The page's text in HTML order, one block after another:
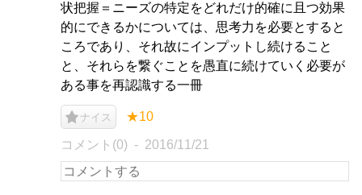
状把握＝ニーズの特定をどれだけ的確に且つ効果
的にできるかについては、思考力を必要とすると
ころであり、それ故にインプットし続けること
と、それらを繋ぐことを愚直に続けていく必要が
ある事を再認識する一冊
ナイス ★10
コメント(0) 2016/11/21